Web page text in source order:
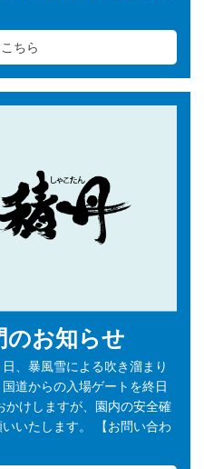
ちら
のお知らせ
、暴風雪による吹き溜まり
道からの入場ゲートを終日
かけしますが、園内の安全確
いたします。 【お問い合わ